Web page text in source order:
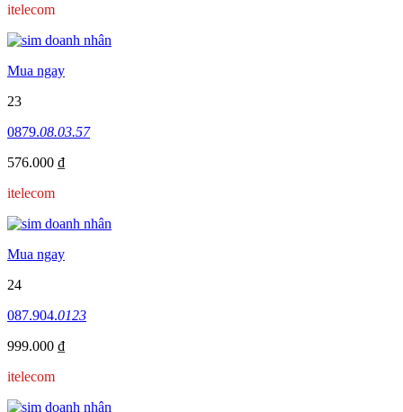
itelecom
Mua ngay
23
0879.08.03.57
576.000 ₫
itelecom
Mua ngay
24
087.904.0123
999.000 ₫
itelecom